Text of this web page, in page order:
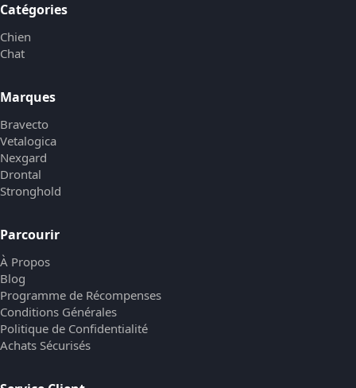
Catégories
Chien
Chat
Marques
Bravecto
Vetalogica
Nexgard
Drontal
Stronghold
Parcourir
À Propos
Blog
Programme de Récompenses
Conditions Générales
Politique de Confidentialité
Achats Sécurisés